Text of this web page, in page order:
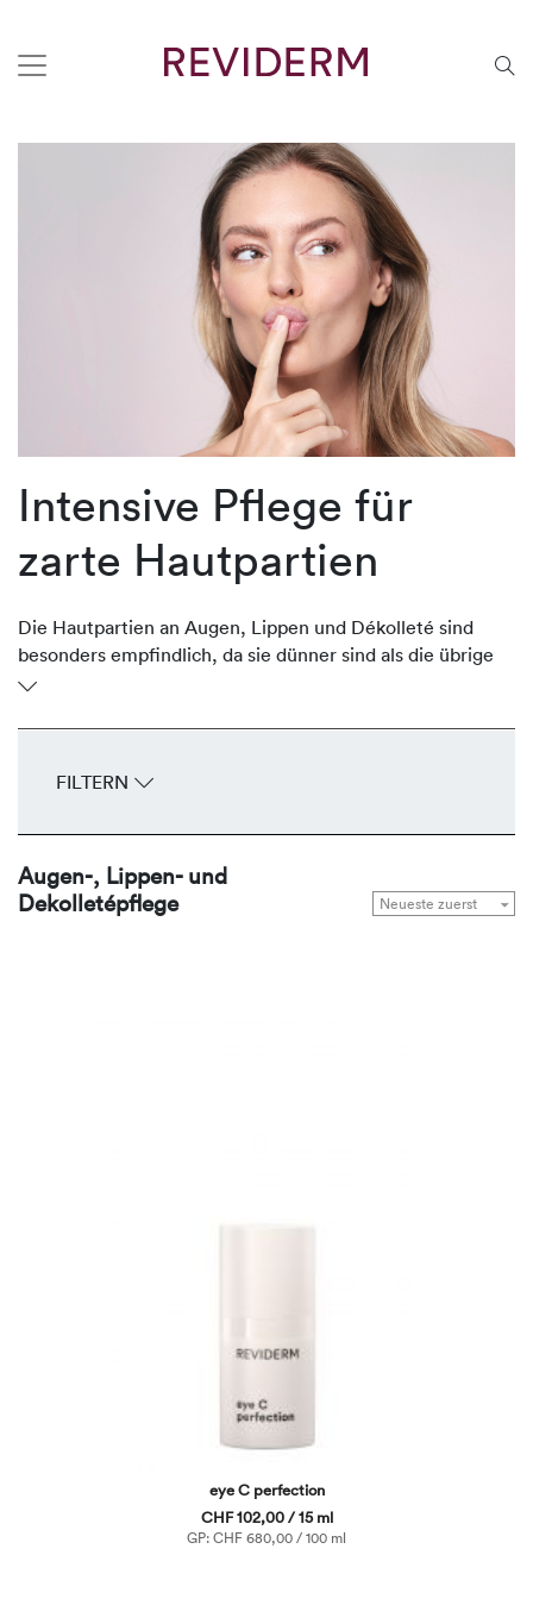
Intensive Pflege für
zarte Hautpartien
Die Hautpartien an Augen, Lippen und Dékolleté sind
besonders empfindlich, da sie dünner sind als die übrige
Gesichtshaut. Oftmals sind sie aber stark der Sonne
entwickeln frühzeitig Fältchen und Falten. Die
durchfeuchten, glätten und straffen die zarten
FILTERN
Augen-, Lippen- und
Dekolletépflege
eye C perfection
CHF 102,00 / 15 ml
GP: CHF 680,00 / 100 ml